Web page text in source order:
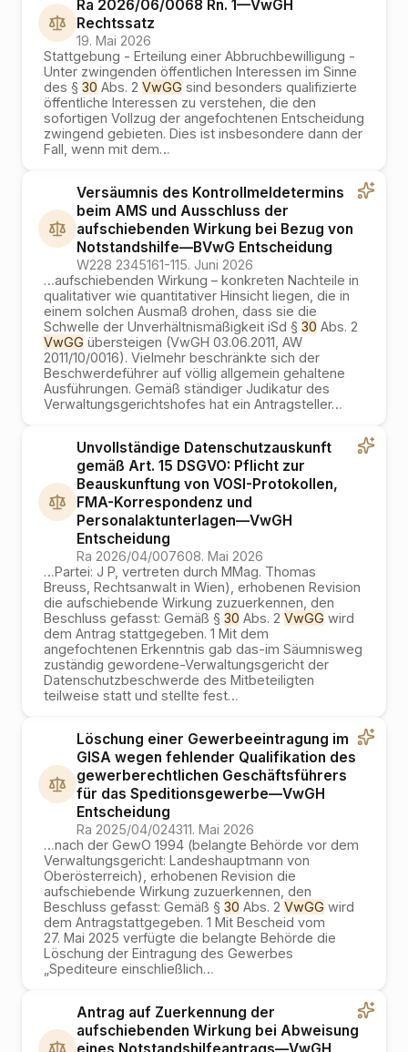
Ra 2026/06/0068 Rn. 1—VwGH
Rechtssatz
19. Mai 2026
Stattgebung - Erteilung einer Abbruchbewilligung -
Unter zwingenden öffentlichen Interessen im Sinne
des § 30 Abs. 2 VwGG sind besonders qualifizierte
öffentliche Interessen zu verstehen, die den
sofortigen Vollzug der angefochtenen Entscheidung
zwingend gebieten. Dies ist insbesondere dann der
Fall, wenn mit dem…
Versäumnis des Kontrollmeldetermins
beim AMS und Ausschluss der
aufschiebenden Wirkung bei Bezug von
Notstandshilfe—BVwG Entscheidung
W228 2345161-115. Juni 2026
…aufschiebenden Wirkung – konkreten Nachteile in
qualitativer wie quantitativer Hinsicht liegen, die in
einem solchen Ausmaß drohen, dass sie die
Schwelle der Unverhältnismäßigkeit iSd § 30 Abs. 2
VwGG übersteigen (VwGH 03.06.2011, AW
2011/10/0016). Vielmehr beschränkte sich der
Beschwerdeführer auf völlig allgemein gehaltene
Ausführungen. Gemäß ständiger Judikatur des
Verwaltungsgerichtshofes hat ein Antragsteller…
Unvollständige Datenschutzauskunft
gemäß Art. 15 DSGVO: Pflicht zur
Beauskunftung von VOSI-Protokollen,
FMA-Korrespondenz und
Personalaktunterlagen—VwGH
Entscheidung
Ra 2026/04/007608. Mai 2026
…Partei: J P, vertreten durch MMag. Thomas
Breuss, Rechtsanwalt in Wien), erhobenen Revision
die aufschiebende Wirkung zuzuerkennen, den
Beschluss gefasst: Gemäß § 30 Abs. 2 VwGG wird
dem Antrag stattgegeben. 1 Mit dem
angefochtenen Erkenntnis gab das-im Säumnisweg
zuständig gewordene-Verwaltungsgericht der
Datenschutzbeschwerde des Mitbeteiligten
teilweise statt und stellte fest…
Löschung einer Gewerbeeintragung im
GISA wegen fehlender Qualifikation des
gewerberechtlichen Geschäftsführers
für das Speditionsgewerbe—VwGH
Entscheidung
Ra 2025/04/024311. Mai 2026
…nach der GewO 1994 (belangte Behörde vor dem
Verwaltungsgericht: Landeshauptmann von
Oberösterreich), erhobenen Revision die
aufschiebende Wirkung zuzuerkennen, den
Beschluss gefasst: Gemäß § 30 Abs. 2 VwGG wird
dem Antragstattgegeben. 1 Mit Bescheid vom
27. Mai 2025 verfügte die belangte Behörde die
Löschung der Eintragung des Gewerbes
„Spediteure einschließlich…
Antrag auf Zuerkennung der
aufschiebenden Wirkung bei Abweisung